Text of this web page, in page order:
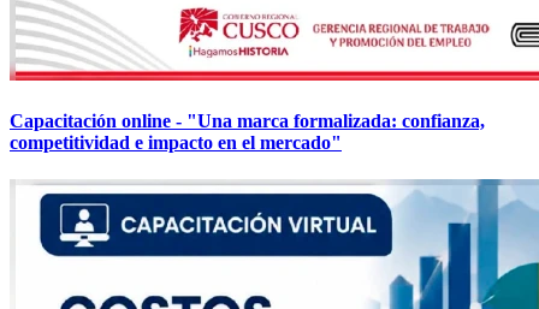
Capacitación online - "Una marca formalizada: confianza,
competitividad e impacto en el mercado"